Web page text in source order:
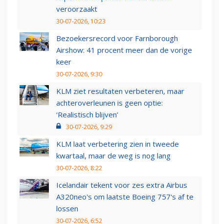
veroorzaakt
30-07-2026, 10:23
Bezoekersrecord voor Farnborough
Airshow: 41 procent meer dan de vorige
keer
30-07-2026, 9:30
KLM ziet resultaten verbeteren, maar
achteroverleunen is geen optie:
‘Realistisch blijven’
30-07-2026, 9:29
KLM laat verbetering zien in tweede
kwartaal, maar de weg is nog lang
30-07-2026, 8:22
Icelandair tekent voor zes extra Airbus
A320neo's om laatste Boeing 757's af te
lossen
30-07-2026, 6:52